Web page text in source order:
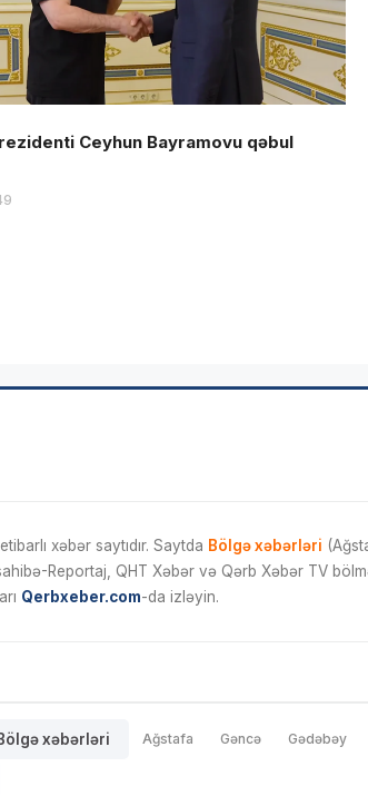
Ceyhun Bayramovu qəbul
xəbər saytıdır. Saytda Bölgə xəbərləri
Reportaj, QHT Xəbər və Qərb Xəbər TV
Qerbxeber.com-da izləyin.
xəbərləri Ağstafa Gəncə Gədəbəy